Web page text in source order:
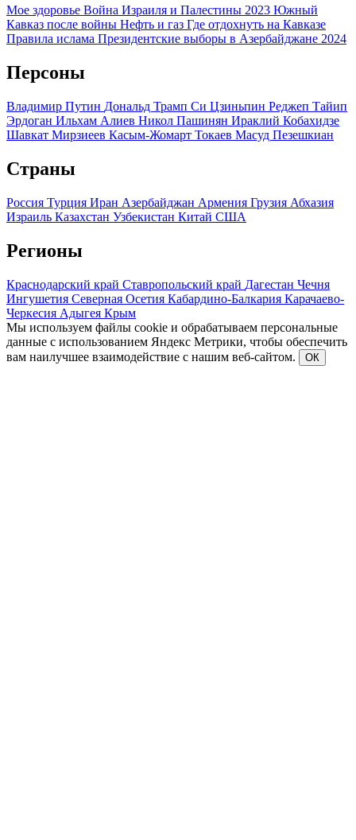
Мое здоровье Война Израиля и Палестины 2023 Южный
Кавказ после войны Нефть и газ Где отдохнуть на Кавказе
Правила ислама Президентские выборы в Азербайджане 2024
Персоны
Владимир Путин Дональд Трамп Си Цзиньпин Реджеп Тайип
Эрдоган Ильхам Алиев Никол Пашинян Ираклий Кобахидзе
Шавкат Мирзиеев Касым-Жомарт Токаев Масуд Пезешкиан
Страны
Россия Турция Иран Азербайджан Армения Грузия Абхазия
Израиль Казахстан Узбекистан Китай США
Регионы
Краснодарский край Ставропольский край Дагестан Чечня
Ингушетия Северная Осетия Кабардино-Балкария Карачаево-
Черкесия Адыгея Крым
Мы используем файлы cookie и обрабатываем персональные
данные с использованием Яндекс Метрики, чтобы обеспечить
вам наилучшее взаимодействие с нашим веб-сайтом.
ОК